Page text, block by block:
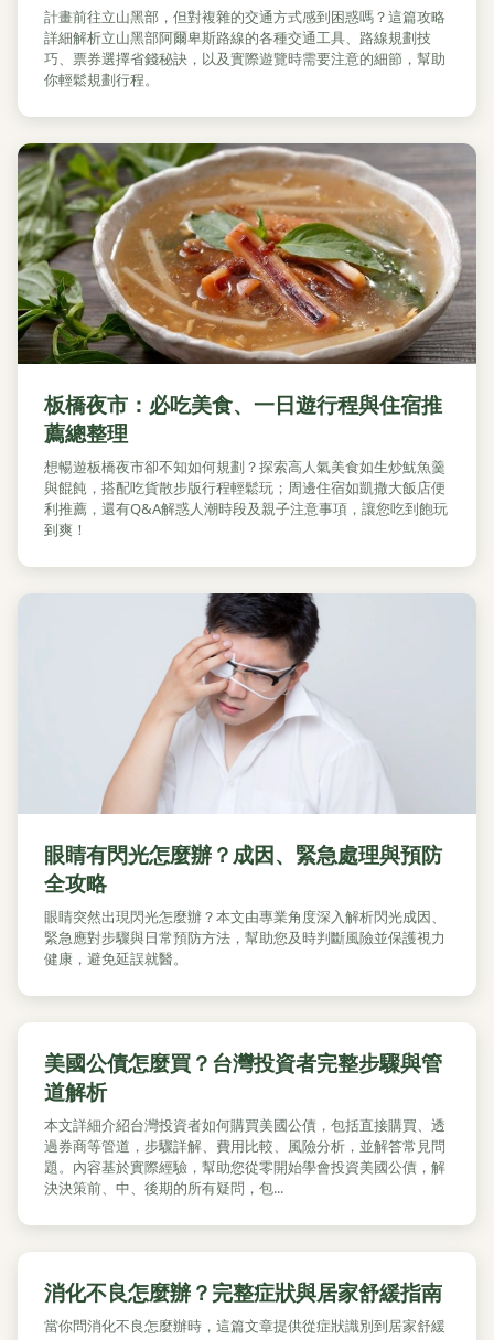
計畫前往立山黑部，但對複雜的交通方式感到困惑嗎？這篇攻略
詳細解析立山黑部阿爾卑斯路線的各種交通工具、路線規劃技
巧、票券選擇省錢秘訣，以及實際遊覽時需要注意的細節，幫助
你輕鬆規劃行程。
板橋夜市：必吃美食、一日遊行程與住宿推
薦總整理
想暢遊板橋夜市卻不知如何規劃？探索高人氣美食如生炒魷魚羹
與餛飩，搭配吃貨散步版行程輕鬆玩；周邊住宿如凱撒大飯店便
利推薦，還有Q&A解惑人潮時段及親子注意事項，讓您吃到飽玩
到爽！
眼睛有閃光怎麼辦？成因、緊急處理與預防
全攻略
眼睛突然出現閃光怎麼辦？本文由專業角度深入解析閃光成因、
緊急應對步驟與日常預防方法，幫助您及時判斷風險並保護視力
健康，避免延誤就醫。
美國公債怎麼買？台灣投資者完整步驟與管
道解析
本文詳細介紹台灣投資者如何購買美國公債，包括直接購買、透
過券商等管道，步驟詳解、費用比較、風險分析，並解答常見問
題。內容基於實際經驗，幫助您從零開始學會投資美國公債，解
決決策前、中、後期的所有疑問，包...
消化不良怎麼辦？完整症狀與居家舒緩指南
當你問消化不良怎麼辦時，這篇文章提供從症狀識別到居家舒緩